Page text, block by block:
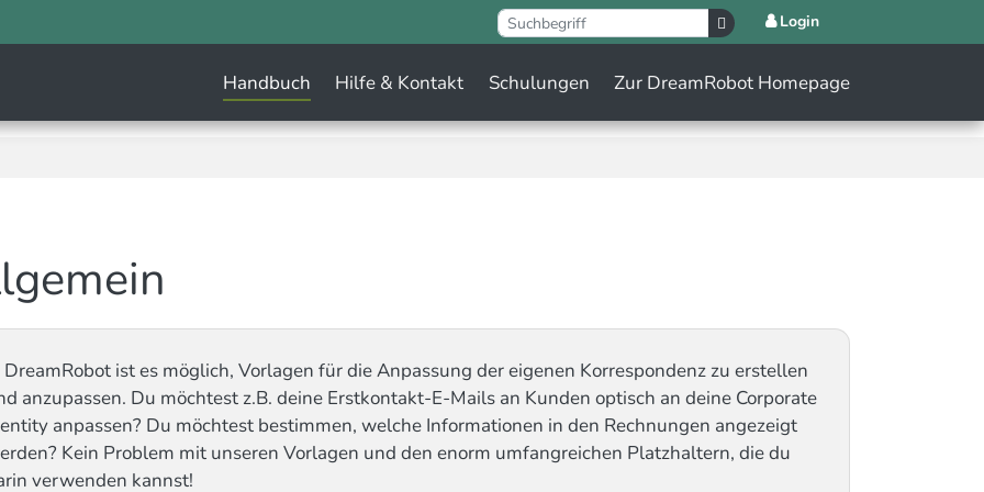
Login
Handbuch Hilfe & Kontakt Schulungen Zur DreamRobot Homepage
DreamRobot ist es möglich, Vorlagen für die Anpassung der eigenen Korrespondenz zu erstellen
anzupassen. Du möchtest z.B. deine Erstkontakt-E-Mails an Kunden optisch an deine Corporate
anpassen? Du möchtest bestimmen, welche Informationen in den Rechnungen angezeigt
Kein Problem mit unseren Vorlagen und den enorm umfangreichen Platzhaltern, die du
verwenden kannst!